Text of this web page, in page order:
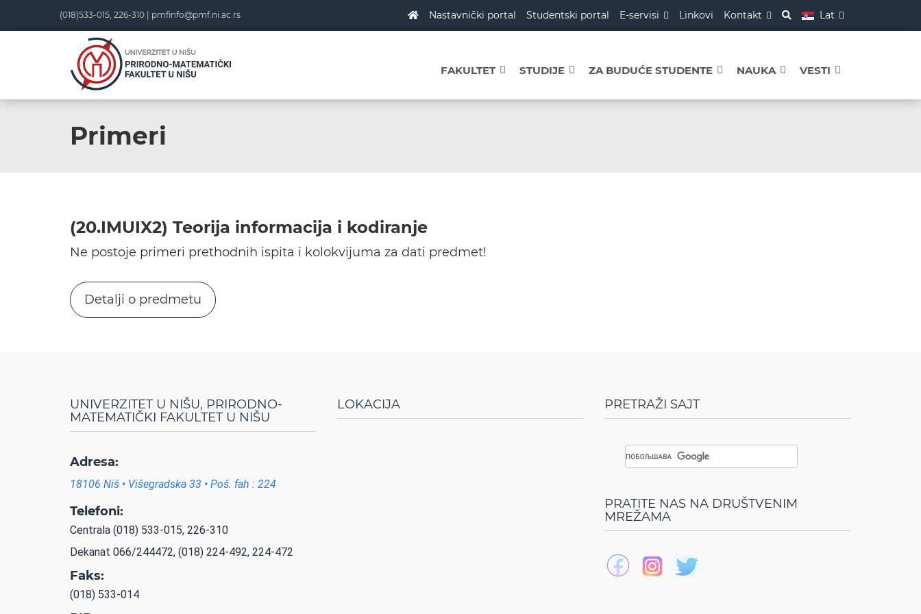
(018)533-015, 226-310 | pmfinfo@pmf.ni.ac.rs Nastavnički portal Studentski portal E-servisi Linkovi Kontakt Lat
FAKULTET STUDIJE ZA BUDUĆE STUDENTE NAUKA VESTI
Primeri
(20.IMUIX2) Teorija informacija i kodiranje
Ne postoje primeri prethodnih ispita i kolokvijuma za dati predmet!
Detalji o predmetu
UNIVERZITET U NIŠU, PRIRODNO-
MATEMATIČKI FAKULTET U NIŠU
Adresa:
18106 Niš • Višegradska 33 • Poš. fah : 224
Telefoni:
Centrala (018) 533-015, 226-310
Dekanat 066/244472, (018) 224-492, 224-472
Faks:
(018) 533-014
LOKACIJA PRETRAŽI SAJT
PRATITE NAS NA DRUŠTVENIM
MREŽAMA